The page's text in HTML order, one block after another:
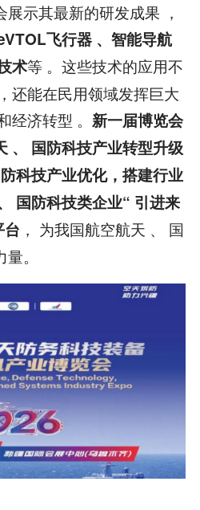
示其最新的研发成果 ，
飞行器 、智能导航
术等 。这些技术的应用不
还能在民用领域发挥巨大
济转型 。 新一届博览会
、 国防科技产业转型升级
科技产业优化，搭建行业
国防科技类企业“ 引进来
台 ， 为我国航空航天 、 国
。